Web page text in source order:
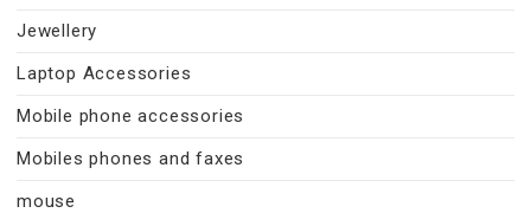
Jewellery
Laptop Accessories
Mobile phone accessories
Mobiles phones and faxes
mouse